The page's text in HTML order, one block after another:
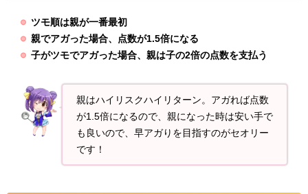
ツモ順は親が一番最初
親でアガった場合、点数が1.5倍になる
子がツモでアガった場合、親は子の2倍の点数を支払う
親はハイリスクハイリターン。アガれば点数
が1.5倍になるので、親になった時は安い手で
も良いので、早アガりを目指すのがセオリー
です！